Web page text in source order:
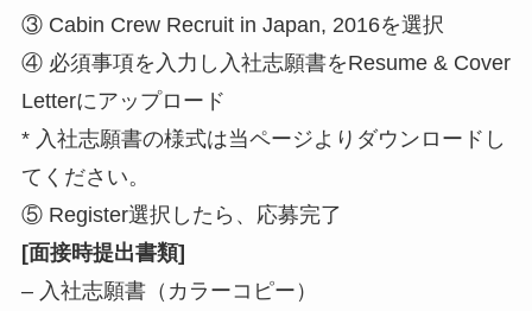
③ Cabin Crew Recruit in Japan, 2016を選択
④ 必須事項を入力し入社志願書をResume & Cover
Letterにアップロード
* 入社志願書の様式は当ページよりダウンロードし
てください。
⑤ Register選択したら、応募完了
[面接時提出書類]
– 入社志願書（カラーコピー）